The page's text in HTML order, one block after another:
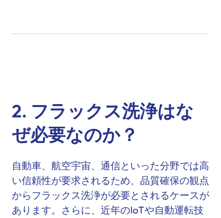
2. フラックス洗浄はな
ぜ必要なのか？
自動車、航空宇宙、通信といった分野では高
い信頼性が要求されるため、品質確保の観点
からフラックス洗浄が必要とされるケースが
あります。さらに、近年のIoTや自動運転技